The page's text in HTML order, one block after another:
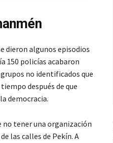
dieron algunos episodios
150 policías acabaron
no identificados que
después de que
democracia.
tener una organización
las calles de Pekín. A